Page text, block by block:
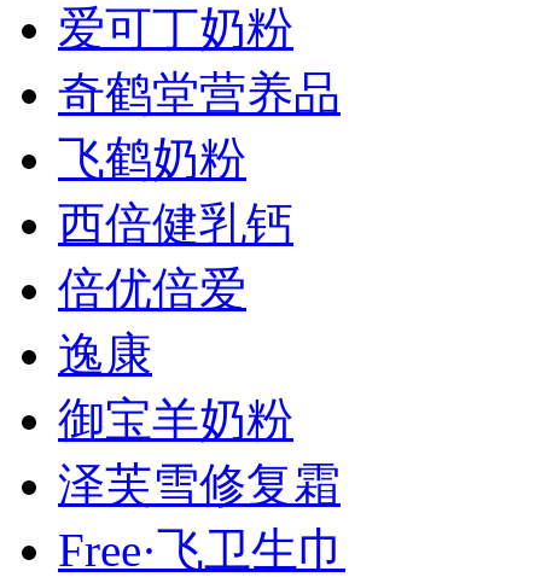
爱可丁奶粉
奇鹤堂营养品
飞鹤奶粉
西倍健乳钙
倍优倍爱
逸康
御宝羊奶粉
泽芙雪修复霜
Free·飞卫生巾